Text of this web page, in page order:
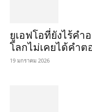
ยูเอฟโอที่ยังไร้คำ
โลกไม่เคยได้คำต
19 มกราคม 2026